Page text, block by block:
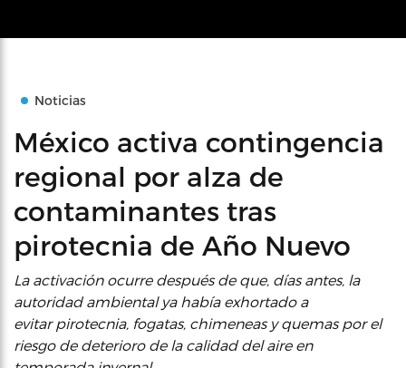
Noticias
México activa contingencia
regional por alza de
contaminantes tras
pirotecnia de Año Nuevo
La activación ocurre después de que, días antes, la
autoridad ambiental ya había exhortado a
evitar pirotecnia, fogatas, chimeneas y quemas por el
riesgo de deterioro de la calidad del aire en